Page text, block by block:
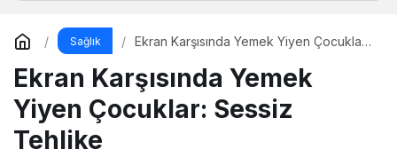
Sağlık
Ekran Karşısında Yemek Yiyen Çocuklar:
Ekran Karşısında Yemek
Yiyen Çocuklar: Sessiz
Tehlike